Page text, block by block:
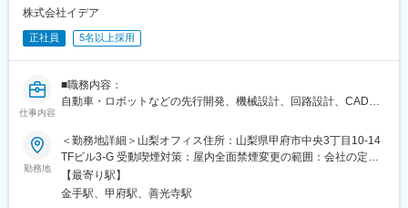
希望の確認及びキャリアを叶えるためのフォロー体制が充実して
おります。
・ベストマッチングシステム：全国の仕事情報を公開し、自らの
変更の範囲：会社の定める業務
・将来的には既存顧客～50社程度お任せを想定しております。
■組織構成：
員同士の交流が多いことも特徴です。
半年に一度、定量の目標（人材サービス手数料・新規企業契約
数）を設定し、達成率にて評価します。それに加えて、コンプラ
イアンスの遵守・社内連携等の日々の業務姿勢なども評価基準と
しています。
株式会社イデア
正社員 5名以上採用
仕事内容
■職務内容：
自動車・ロボットなどの先行開発、機械設計、回路設計、CAD補
■具体的な仕事内容：
あらゆるモノづくりのプロジェクトを遂行します。
※スキルやご本人様の希望をお伺いしながら、業務を決定いたしま
す。
勤務地
＜勤務地詳細＞山梨オフィス住所：山梨県甲府市中央3丁目10-14
TFビル3-G 受動喫煙対策：屋内全面禁煙変更の範囲：会社の定め
る事業所
【最寄り駅】
金手駅、甲府駅、善光寺駅